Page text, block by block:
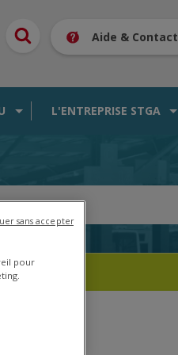
Aide & Contact
L'ENTREPRISE STGA
pour
sans accepter